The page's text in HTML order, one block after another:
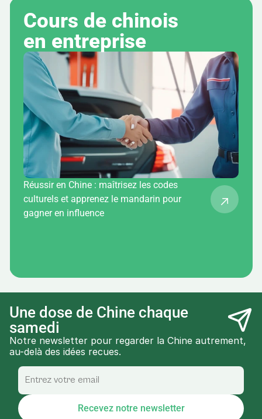
Cours de chinois
en entreprise
Réussir en Chine : maîtrisez les codes
culturels et apprenez le mandarin pour
gagner en influence
Recevez notre newsletter
Une dose de Chine chaque
samedi
Notre newsletter pour regarder la Chine autrement,
au-delà des idées recues.